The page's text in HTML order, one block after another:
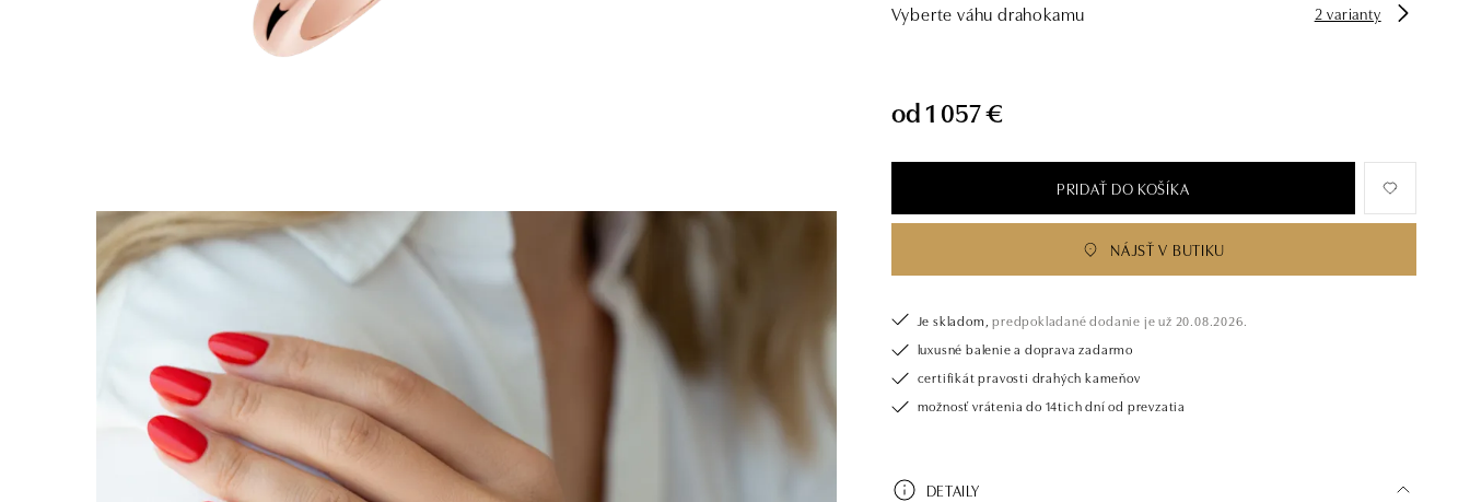
Vyberte váhu drahokamu 2 varianty
od 1 057 €
PRIDAŤ DO KOŠÍKA
NÁJSŤ V BUTIKU
Je skladom, predpokladané dodanie je už 20.08.2026.
luxusné balenie a doprava zadarmo
certifikát pravosti drahých kameňov
možnosť vrátenia do 14tich dní od prevzatia
DETAILY